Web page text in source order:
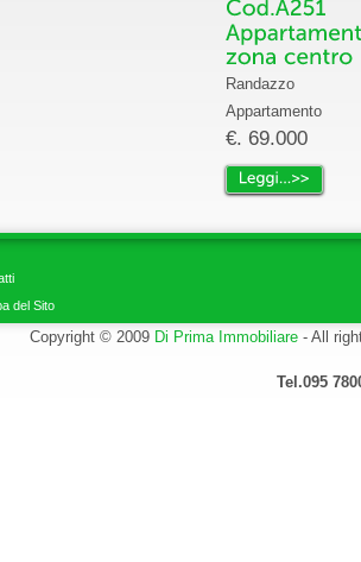
Randazzo
Appartamento
€. 69.000
del Sito
Copyright © 2009 Di Prima Immobiliare - All
Tel.095